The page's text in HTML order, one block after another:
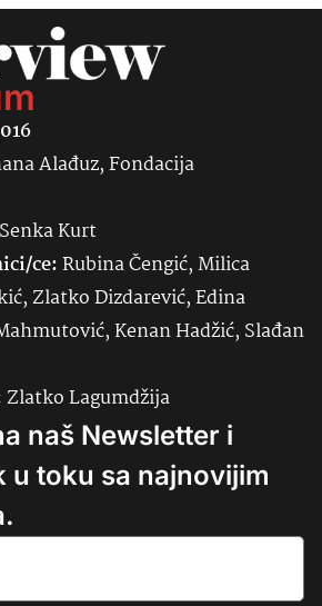
Alađuz, Fondacija
SenkaKurt
ce:Rubina Čengić, Milica
Zlatko Dizdarević, Edina
Kenan Hadžić, Slađan
Zlatko Lagumdžija
naš Newsletter i
u toku sa najnovijim